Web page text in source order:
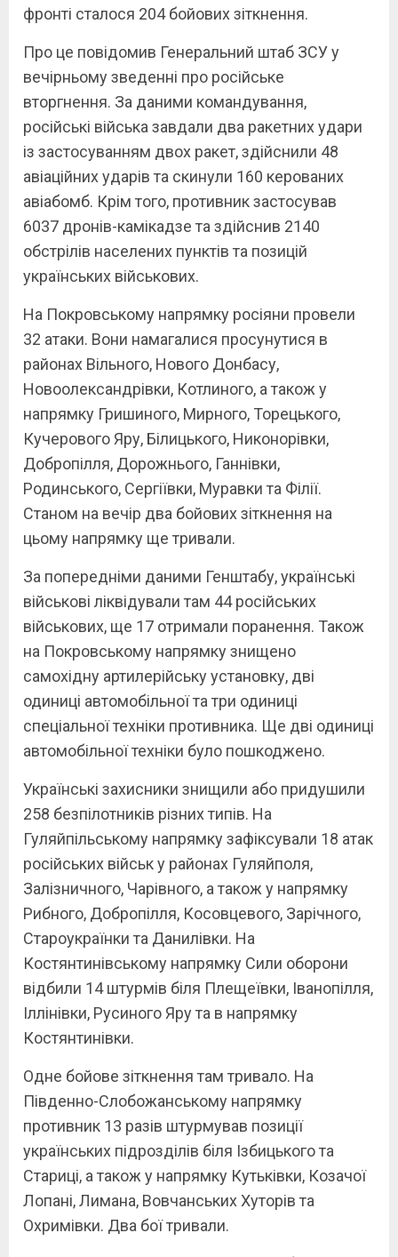
фронті сталося 204 бойових зіткнення.
Про це повідомив Генеральний штаб ЗСУ у
вечірньому зведенні про російське
вторгнення. За даними командування,
російські війська завдали два ракетних удари
із застосуванням двох ракет, здійснили 48
авіаційних ударів та скинули 160 керованих
авіабомб. Крім того, противник застосував
6037 дронів-камікадзе та здійснив 2140
обстрілів населених пунктів та позицій
українських військових.
На Покровському напрямку росіяни провели
32 атаки. Вони намагалися просунутися в
районах Вільного, Нового Донбасу,
Новоолександрівки, Котлиного, а також у
напрямку Гришиного, Мирного, Торецького,
Кучерового Яру, Білицького, Никонорівки,
Добропілля, Дорожнього, Ганнівки,
Родинського, Сергіївки, Муравки та Філії.
Станом на вечір два бойових зіткнення на
цьому напрямку ще тривали.
За попередніми даними Генштабу, українські
військові ліквідували там 44 російських
військових, ще 17 отримали поранення. Також
на Покровському напрямку знищено
самохідну артилерійську установку, дві
одиниці автомобільної та три одиниці
спеціальної техніки противника. Ще дві одиниці
автомобільної техніки було пошкоджено.
Українські захисники знищили або придушили
258 безпілотників різних типів. На
Гуляйпільському напрямку зафіксували 18 атак
російських військ у районах Гуляйполя,
Залізничного, Чарівного, а також у напрямку
Рибного, Добропілля, Косовцевого, Зарічного,
Староукраїнки та Данилівки. На
Костянтинівському напрямку Сили оборони
відбили 14 штурмів біля Плещеївки, Іванопілля,
Іллінівки, Русиного Яру та в напрямку
Костянтинівки.
Одне бойове зіткнення там тривало. На
Південно-Слобожанському напрямку
противник 13 разів штурмував позиції
українських підрозділів біля Ізбицького та
Стариці, а також у напрямку Кутьківки, Козачої
Лопані, Лимана, Вовчанських Хуторів та
Охримівки. Два бої тривали.